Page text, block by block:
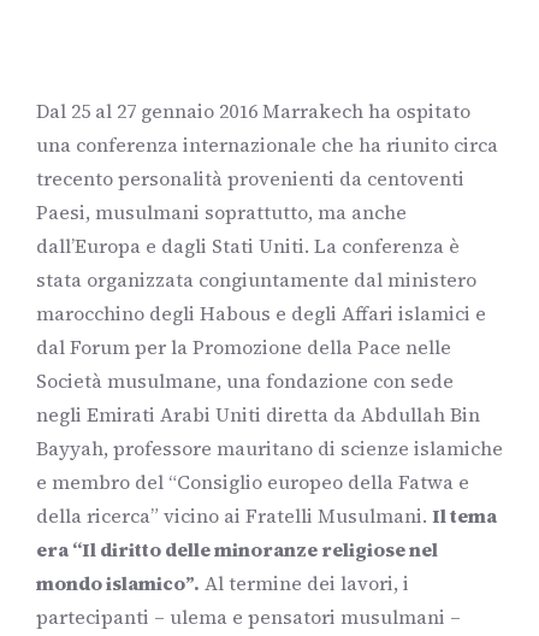
Dal 25 al 27 gennaio 2016 Marrakech ha ospitato
una conferenza internazionale che ha riunito circa
trecento personalità provenienti da centoventi
Paesi, musulmani soprattutto, ma anche
dall’Europa e dagli Stati Uniti. La conferenza è
stata organizzata congiuntamente dal ministero
marocchino degli Habous e degli Affari islamici e
dal Forum per la Promozione della Pace nelle
Società musulmane, una fondazione con sede
negli Emirati Arabi Uniti diretta da Abdullah Bin
Bayyah, professore mauritano di scienze islamiche
e membro del “Consiglio europeo della Fatwa e
della ricerca” vicino ai Fratelli Musulmani. Il tema
era “Il diritto delle minoranze religiose nel
mondo islamico”. Al termine dei lavori, i
partecipanti – ulema e pensatori musulmani –